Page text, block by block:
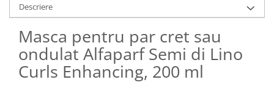
Descriere
Masca pentru par cret sau
ondulat Alfaparf Semi di Lino
Curls Enhancing, 200 ml